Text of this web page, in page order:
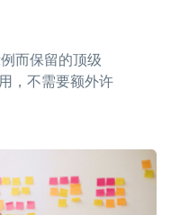
而保留的顶级
，不需要额外许